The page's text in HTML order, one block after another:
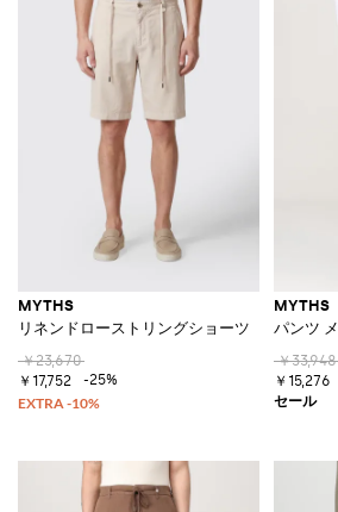
MYTHS
リネンドローストリングショーツ
￥23,670
￥17,752
-25%
MYTHS
パンツ
￥33,948
￥15,276